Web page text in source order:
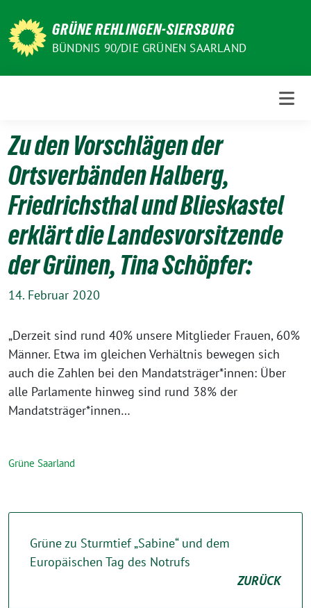
zum
Inhalt
GRÜNE REHLINGEN-SIERSBURG
BÜNDNIS 90/DIE GRÜNEN SAARLAND
Zu den Vorschlägen der
Ortsverbänden Halberg,
Friedrichsthal und Blieskastel
erklärt die Landesvorsitzende
der Grünen, Tina Schöpfer:
14. Februar 2020
„Derzeit sind rund 40% unsere Mitglieder Frauen, 60%
Männer. Etwa im gleichen Verhältnis bewegen sich
auch die Zahlen bei den Mandatsträger*innen: Über
alle Parlamente hinweg sind rund 38% der
Mandatsträger*innen…
Grüne Saarland
Grüne zu Sturmtief „Sabine“ und dem
Europäischen Tag des Notrufs
ZURÜCK